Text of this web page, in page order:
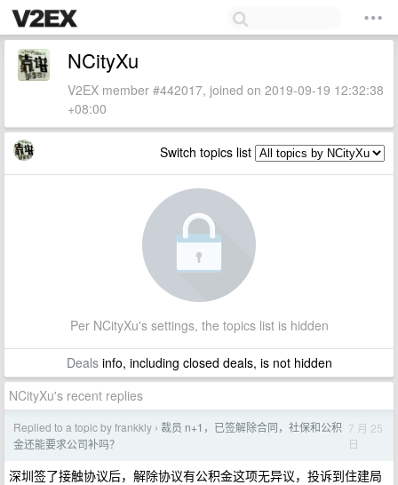
NCityXu
V2EX member #442017, joined on 2019-09-19 12:32:38
+08:00
Switch topics list
Per NCityXu's settings, the topics list is hidden
Dealsinfo, including closed deals, is not hidden
NCityXu's recent replies
Replied to a topic by frankkly › 裁员 n+1，已签解除合同，社保和公积
金还能要求公司补吗？
7 月 25
日
深圳签了接触协议后，解除协议有公积金这项无异议，投诉到住建局